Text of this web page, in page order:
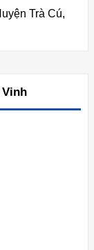
Trà Cú,